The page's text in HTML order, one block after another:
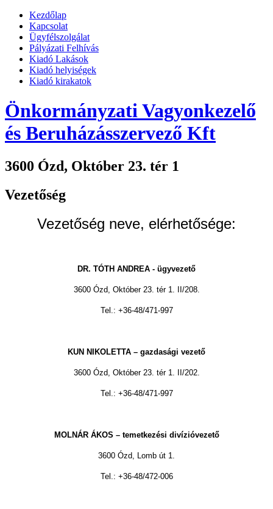
Kezdőlap
Kapcsolat
Ügyfélszolgálat
Pályázati Felhívás
Kiadó Lakások
Kiadó helyiségek
Kiadó kirakatok
Önkormányzati Vagyonkezelő
és Beruházásszervező Kft
3600 Ózd, Október 23. tér 1
Vezetőség
Vezetőség neve, elérhetősége:
DR. TÓTH ANDREA - ügyvezető
3600 Ózd, Október 23. tér 1. II/208.
Tel.: +36-48/471-997
KUN NIKOLETTA – gazdasági vezető
3600 Ózd, Október 23. tér 1. II/202.
Tel.: +36-48/471-997
MOLNÁR ÁKOS – temetkezési divízióvezető
3600 Ózd, Lomb út 1.
Tel.: +36-48/472-006